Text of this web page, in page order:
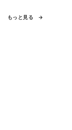
もっと見る